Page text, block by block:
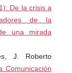
Barcelona:
Barcelona:
De la crisis a
de la
una mirada
J. Roberto
Comunicación